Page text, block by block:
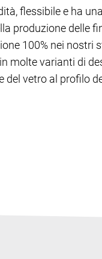
flessibile e ha
produzione delle
100% nei
molte varianti di
del vetro al profilo